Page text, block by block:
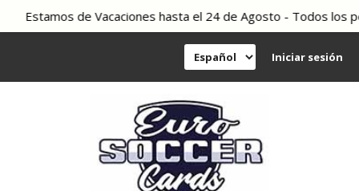
Estamos de Vacaciones hasta el 24 de Agosto - Todos los
Iniciar sesión